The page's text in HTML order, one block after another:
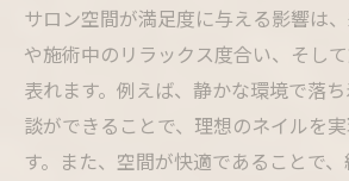
サロン空間が満足度に与える影響は
や施術中のリラックス度合い、そし
表れます。例えば、静かな環境で落
談ができることで、理想のネイルを
す。また、空間が快適であることで